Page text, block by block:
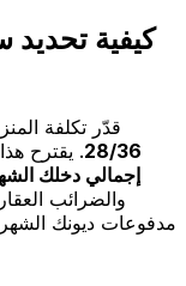
كيفية
قدّر تكلفة
28/36. يقترح
إجمالي دخلك
والضرائب
مدفوعات ديونك